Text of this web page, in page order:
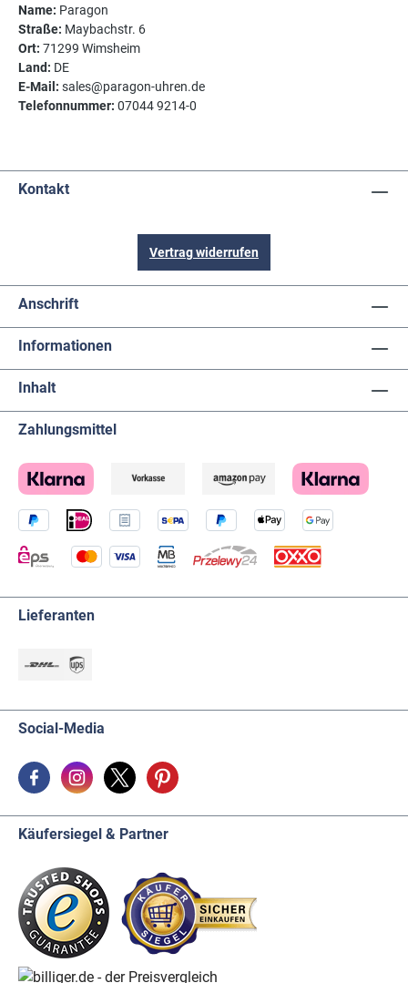
Name: Paragon
Straße: Maybachstr. 6
Ort: 71299 Wimsheim
Land: DE
E-Mail: sales@paragon-uhren.de
Telefonnummer: 07044 9214-0
Kontakt
Vertrag widerrufen
Anschrift
Informationen
Inhalt
Zahlungsmittel
Lieferanten
Social-Media
Käufersiegel & Partner